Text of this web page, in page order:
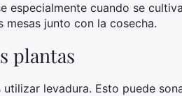
especialmente cuando se
junto con la cosecha.
plantas
levadura. Esto puede